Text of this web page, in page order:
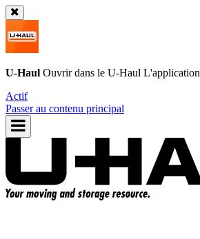
U-Haul Ouvrir dans le U-Haul L'application
Actif
Passer au contenu principal